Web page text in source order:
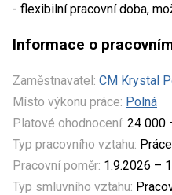
- flexibilní pracovní doba,
Informace o
Zaměstnavatel: CM Krystal
Místo výkonu práce: Polná
Platové ohodnocení: 24 000
Typ pracovního vztahu:
Pracovní poměr: 1.9.2026 –
Typ smluvního vztahu: